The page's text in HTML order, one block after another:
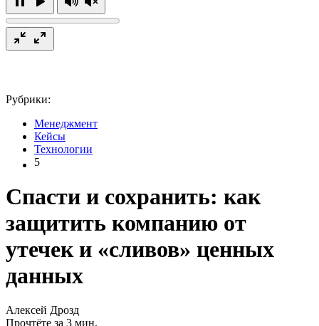
Рубрики:
Менеджмент
Кейсы
Технологии
5
Спасти и сохранить: как
защитить компанию от
утечек и «сливов» ценных
данных
Алексей Дрозд
Прочтёте за 3 мин.